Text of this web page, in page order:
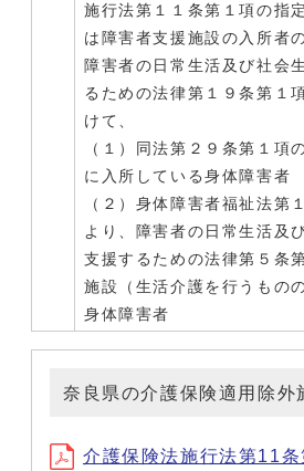
施行法第１１条第１項の指
は障害者支援施設の入所者
障害者の日常生活及び社会
るための法律第１９条第１
けて、
（１）同法第２９条第１項
に入所している身体障害者
（２）身体障害者福祉法第
より、障害者の日常生活及
支援するための法律第５条
施設（生活介護を行うもの
身体障害者
奈良県の介護保険適用除外
介護保険法施行法第11